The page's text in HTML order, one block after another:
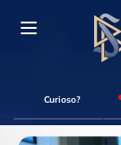
Curioso?